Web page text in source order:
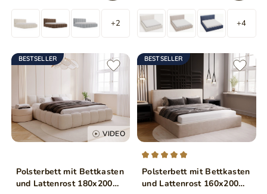
+2 +4
BESTSELLER
VIDEO
Polsterbett mit Bettkasten
und Lattenrost 180x200
BESTSELLER
Polsterbett mit Bettkasten
und Lattenrost 160x200